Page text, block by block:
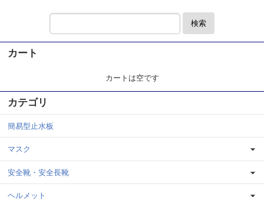
検索
カート
カートは空です
カテゴリ
簡易型止水板
マスク
安全靴・安全長靴
ヘルメット